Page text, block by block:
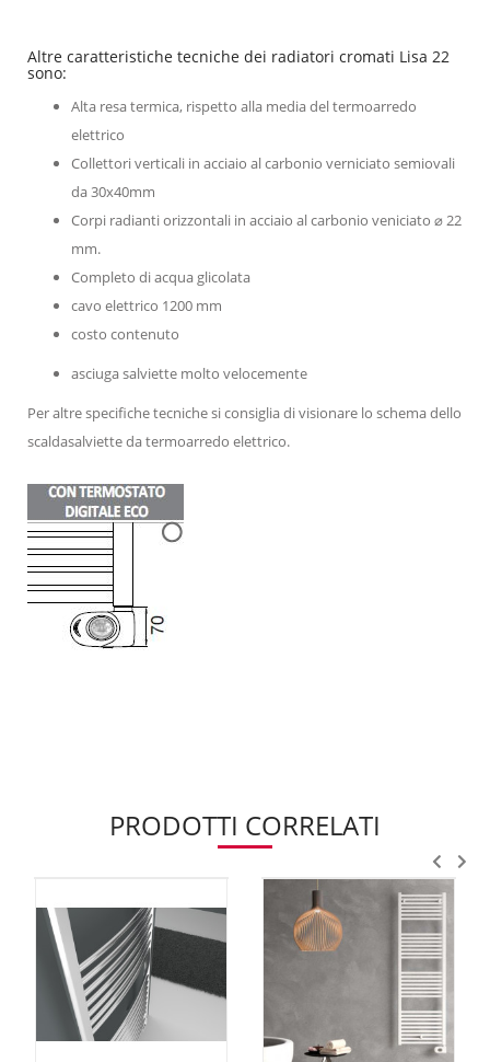
Altre caratteristiche tecniche dei radiatori cromati Lisa 22
sono:
Alta resa termica, rispetto alla media del termoarredo
elettrico
Collettori verticali in acciaio al carbonio verniciato semiovali
da 30x40mm
Corpi radianti orizzontali in acciaio al carbonio veniciato ⌀ 22
mm.
Completo di acqua glicolata
cavo elettrico 1200 mm
costo contenuto
asciuga salviette molto velocemente
Per altre specifiche tecniche si consiglia di visionare lo schema dello
scaldasalviette da termoarredo elettrico.
PRODOTTI CORRELATI